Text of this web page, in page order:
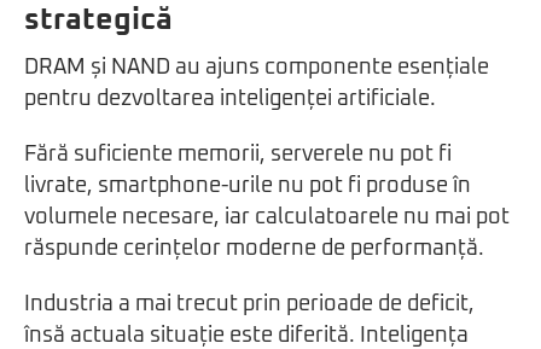
strategică
DRAM și NAND au ajuns componente esențiale
pentru dezvoltarea inteligenței artificiale.
Fără suficiente memorii, serverele nu pot fi
livrate, smartphone-urile nu pot fi produse în
volumele necesare, iar calculatoarele nu mai pot
răspunde cerințelor moderne de performanță.
Industria a mai trecut prin perioade de deficit,
însă actuala situație este diferită. Inteligența